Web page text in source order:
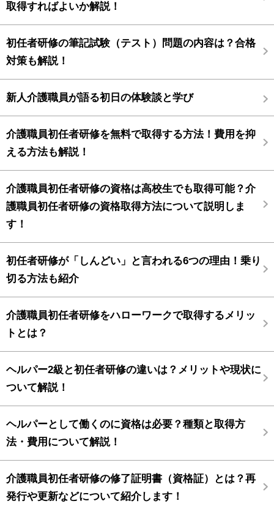
取得すればよいか解説！
初任者研修の筆記試験（テスト）問題の内容は？合格
対策も解説！
新人介護職員が語る初日の体験談と学び
介護職員初任者研修を無料で取得する方法！費用を抑
える方法も解説！
介護職員初任者研修の資格は高校生でも取得可能？介
護職員初任者研修の資格取得方法について説明しま
す！
初任者研修が「しんどい」と言われる6つの理由！乗り
切る方法も紹介
介護職員初任者研修をハローワークで取得するメリッ
トとは？
ヘルパー2級と初任者研修の違いは？メリットや現状に
ついて解説！
ヘルパーとして働くのに資格は必要？種類と取得方
法・費用について解説！
介護職員初任者研修の修了証明書（資格証）とは？再
発行や更新などについて紹介します！